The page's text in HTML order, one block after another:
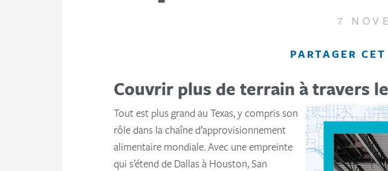
7
PARTAGER
Couvrir plus de terrain à travers
Tout est plus grand au Texas, y compris son
rôle dans la chaîne d’approvisionnement
alimentaire mondiale. Avec une empreinte
qui s’étend de Dallas à Houston, San